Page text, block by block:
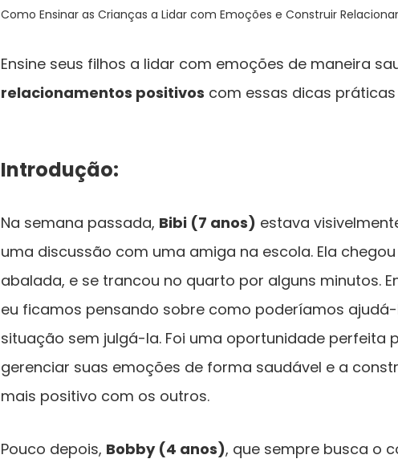
Como Ensinar as Crianças a Lidar com Emoções e Construir
Ensine seus filhos a lidar com emoções de maneira
relacionamentos positivos com essas dicas
Introdução:
Na semana passada, Bibi (7 anos) estava
uma discussão com uma amiga na escola. Ela
abalada, e se trancou no quarto por alguns minutos.
eu ficamos pensando sobre como poderíamos
situação sem julgá-la. Foi uma oportunidade perfeita
gerenciar suas emoções de forma saudável e a
mais positivo com os outros.
Pouco depois, Bobby (4 anos), que sempre busca o